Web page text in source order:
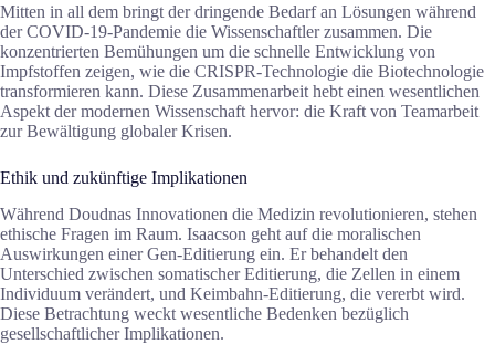
Mitten in all dem bringt der dringende Bedarf an Lösungen während
der COVID-19-Pandemie die Wissenschaftler zusammen. Die
konzentrierten Bemühungen um die schnelle Entwicklung von
Impfstoffen zeigen, wie die CRISPR-Technologie die Biotechnologie
transformieren kann. Diese Zusammenarbeit hebt einen wesentlichen
Aspekt der modernen Wissenschaft hervor: die Kraft von Teamarbeit
zur Bewältigung globaler Krisen.
Ethik und zukünftige Implikationen
Während Doudnas Innovationen die Medizin revolutionieren, stehen
ethische Fragen im Raum. Isaacson geht auf die moralischen
Auswirkungen einer Gen-Editierung ein. Er behandelt den
Unterschied zwischen somatischer Editierung, die Zellen in einem
Individuum verändert, und Keimbahn-Editierung, die vererbt wird.
Diese Betrachtung weckt wesentliche Bedenken bezüglich
gesellschaftlicher Implikationen.